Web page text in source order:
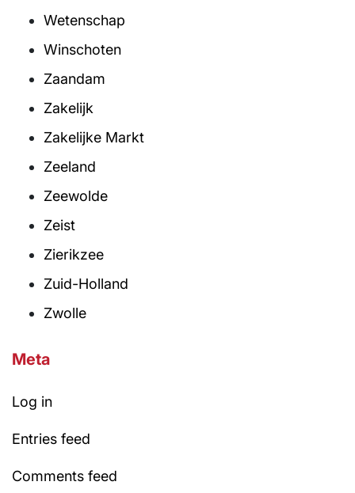
Wetenschap
Winschoten
Zaandam
Zakelijk
Zakelijke Markt
Zeeland
Zeewolde
Zeist
Zierikzee
Zuid-Holland
Zwolle
Meta
Log in
Entries feed
Comments feed